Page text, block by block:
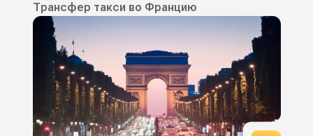
Трансфер такси во Францию